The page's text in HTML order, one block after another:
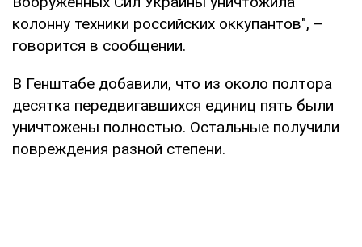
колонну техники российских оккупантов", –
говорится в сообщении.
В Генштабе добавили, что из около полтора
десятка передвигавшихся единиц пять были
уничтожены полностью. Остальные получили
повреждения разной степени.